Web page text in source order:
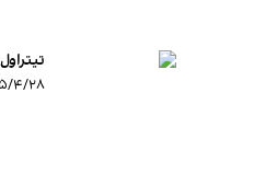
۱۴۰۵/